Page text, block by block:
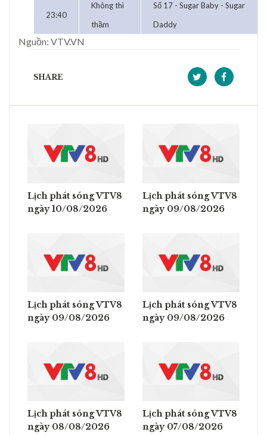
23:40
Không thì
thầm
Số 17 - Sugar Baby - Sugar
Daddy
Nguồn: VTV.VN
SHARE
Lịch phát sóng VTV8
ngày 10/08/2026
Lịch phát sóng VTV8
ngày 09/08/2026
Lịch phát sóng VTV8
ngày 09/08/2026
Lịch phát sóng VTV8
ngày 09/08/2026
Lịch phát sóng VTV8
ngày 08/08/2026
Lịch phát sóng VTV8
ngày 07/08/2026